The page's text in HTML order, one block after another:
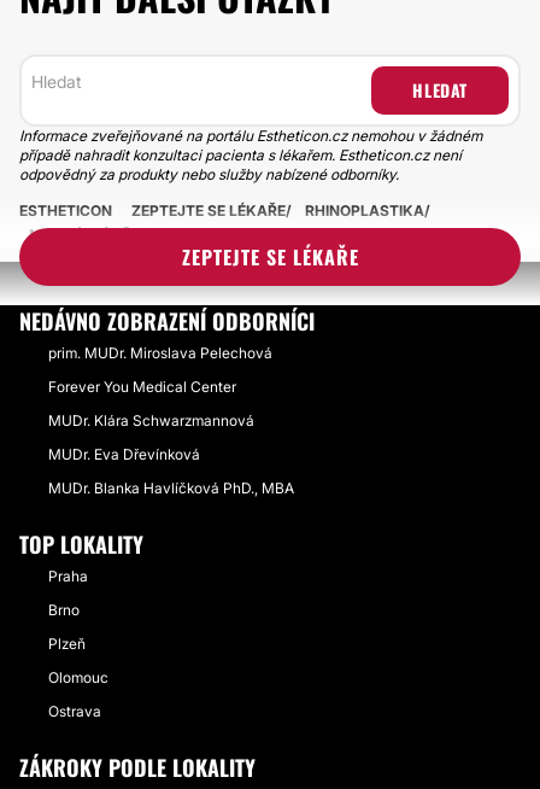
HLEDAT
Informace zveřejňované na portálu Estheticon.cz nemohou v žádném
případě nahradit konzultaci pacienta s lékařem. Estheticon.cz není
odpovědný za produkty nebo služby nabízené odborníky.
ZEPTEJTE SE LÉKAŘE
ESTHETICON ZEPTEJTE SE LÉKAŘE
RHINOPLASTIKA
MINIMÁLNÍ VĚK PRO OPERACI NOSU
NEDÁVNO ZOBRAZENÍ ODBORNÍCI
prim. MUDr. Miroslava Pelechová
Forever You Medical Center
MUDr. Klára Schwarzmannová
MUDr. Eva Dřevínková
MUDr. Blanka Havlíčková PhD., MBA
TOP LOKALITY
Praha
Brno
Plzeň
Olomouc
Ostrava
ZÁKROKY PODLE LOKALITY